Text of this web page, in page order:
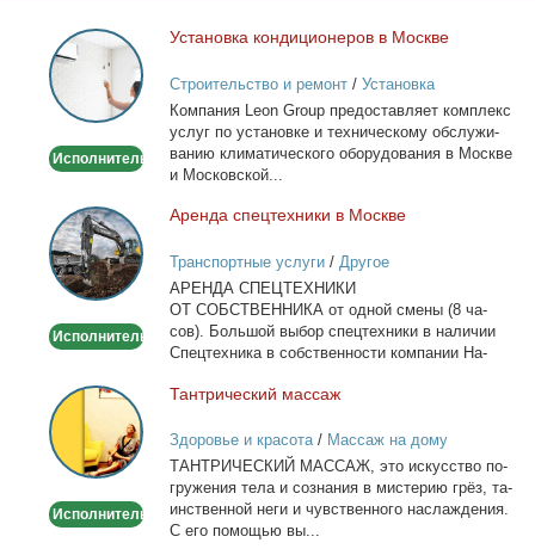
Установка
кондиционеров
в
Москве
Исполнитель
Уста­нов­ка кон­ди­ци­о­не­ров в Москве
Строительство и ремонт/ Установка
кондиционеров
Ком­па­ния Leon Group предо­став­ля­ет ком­плекс
услуг по уста­нов­ке и тех­ни­че­ско­му об­слу­жи­
ва­нию кли­ма­ти­че­ско­го обо­ру­до­ва­ния в Москве
и Мос­ков­ской...
Аренда
спецтехники
в
Москве
Исполнитель
Арен­да спец­тех­ни­ки в Москве
Транспортные услуги/ Другое
АРЕНДА СПЕЦТЕХНИКИ
ОТ СОБСТВЕННИКА от од­ной сме­ны (8 ча­
сов). Боль­шой вы­бор спец­тех­ни­ки в на­ли­чии
Спец­тех­ни­ка в соб­ствен­но­сти ком­па­нии На­
Тантрический
массаж
Исполнитель
Тан­три­че­ский мас­саж
Здоровье и красота/ Массаж на дому
ТАНТРИЧЕСКИЙ МАССАЖ, это ис­кус­ство по­
гру­же­ния те­ла и со­зна­ния в ми­сте­рию грёз, та­
ин­ствен­ной неги и чув­ствен­но­го на­сла­жде­ния.
С его по­мо­щью вы...